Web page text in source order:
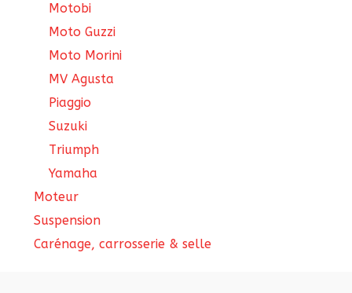
Motobi
Moto Guzzi
Moto Morini
MV Agusta
Piaggio
Suzuki
Triumph
Yamaha
Moteur
Suspension
Carénage, carrosserie & selle